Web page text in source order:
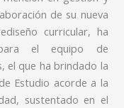
de su nueva
curricular, ha
el equipo de
el que ha brindado la
Estudio acorde a la
sustentado en el